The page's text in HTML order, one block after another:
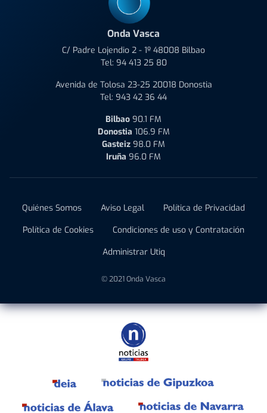
Onda Vasca
C/ Padre Lojendio 2 - 1º 48008 Bilbao
Tel: 94 413 25 80
Avenida de Tolosa 23-25 20018 Donostia
Tel: 943 42 36 44
Bilbao 90.1 FM
Donostia 106.9 FM
Gasteiz 98.0 FM
Iruña 96.0 FM
Quiénes Somos Aviso Legal
Política de Privacidad
Política de Cookies
Condiciones de uso y Contratación
Administrar Utiq
© 2021 Onda Vasca